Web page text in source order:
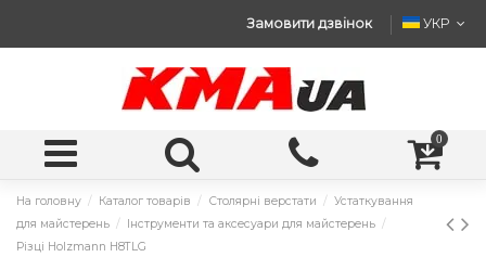
Замовити дзвінок УКР
0
На головну Каталог товарів Столярні верстати
Устаткування
для майстерень
Інструменти та аксесуари для майстерень
Різці Holzmann H8TLG